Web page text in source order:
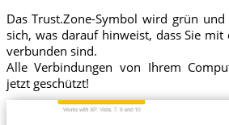
Das Trust.Zone-Symbol wird grün
sich, was darauf hinweist, dass Sie mit
verbunden sind.
Alle Verbindungen von Ihrem
jetzt geschützt!